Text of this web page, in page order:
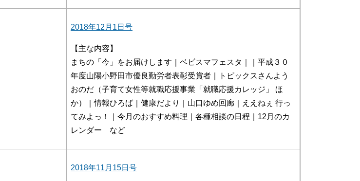
2018年12月1日号
【主な内容】
まちの「今」をお届けします｜ベビスマフェスタ｜｜平成３０
年度山陽小野田市優良勤労者表彰受賞者｜トピックスさんよう
おのだ（子育て女性等就職応援事業「就職応援カレッジ」 ほ
か）｜情報ひろば｜健康だより｜山口ゆめ回廊｜ええねぇ 行っ
てみよっ！｜今月のおすすめ料理｜各種相談の日程｜12月のカ
レンダー など
2018年11月15日号